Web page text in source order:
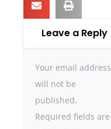
Leave a Reply
Your email address
will not be
published.
Required fields are